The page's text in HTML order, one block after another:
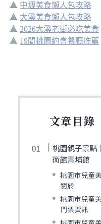
🔺 中壢美食懶人包攻略
🔺 大溪美食懶人包攻略
🔺 2026大溪老街必吃美食
🔺 19間桃園約會餐廳推薦
文章目錄
桃園親子景點
術館青埔館
桃園市兒童
關於
桃園市兒童
門票資訊